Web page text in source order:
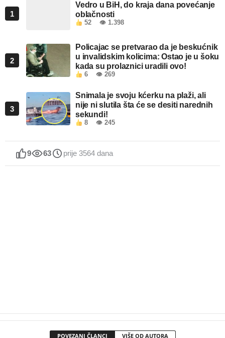
1
Vedro u BiH, do kraja dana povećanje
oblačnosti
52 👁 1.398
2
Policajac se pretvarao da je beskućnik
u invalidskim kolicima: Ostao je u šoku
kada su prolaznici uradili ovo!
6 👁 269
3
Snimala je svoju kćerku na plaži, ali
nije ni slutila šta će se desiti narednih
sekundi!
8 👁 245
9 63 prije 3564 dana
POVEZANI ČLANCI VIŠE OD AUTORA